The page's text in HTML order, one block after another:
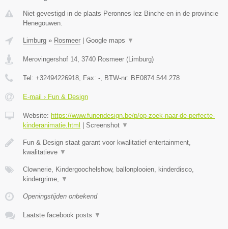
Niet gevestigd in de plaats Peronnes lez Binche en in de provincie
Henegouwen.
Limburg » Rosmeer | Google maps ▼
Merovingershof 14 3740 Rosmeer (Limburg)
Tel: +32494226918 , Fax: - , BTW-nr: BE0874.544.278
E-mail › Fun & Design
Website: https://www.funendesign.be/p/op-zoek-naar-de-perfecte-
kinderanimatie.html | Screenshot ▼
Fun & Design staat garant voor kwalitatief entertainment,
kwalitatieve ▼
Clownerie, Kindergoochelshow, ballonplooien, kinderdisco,
kindergrime,
▼
Openingstijden onbekend
Laatste facebook posts ▼